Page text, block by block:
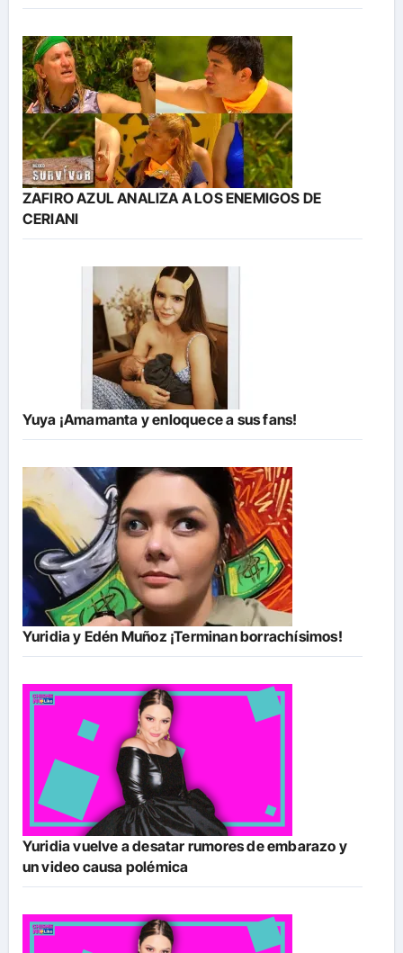
ZAFIRO AZUL ANALIZA A LOS ENEMIGOS DE
CERIANI
Yuya ¡Amamanta y enloquece a sus fans!
Yuridia y Edén Muñoz ¡Terminan borrachísimos!
Yuridia vuelve a desatar rumores de embarazo y
un video causa polémica